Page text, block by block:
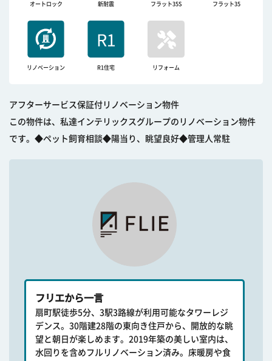
オートロック 新耐震 フラット35S フラット35
リノベーション R1住宅 リフォーム
アフターサービス保証付リノベーション物件
この物件は、私達インテリックスグループのリノベーション物件
です。◆ペット飼育相談◆陽当り、眺望良好◆管理人常駐
フリエから一言
扇町駅徒歩5分、3駅3路線が利用可能なタワーレジ
デンス。30階建28階の東向き住戸から、開放的な眺
望と朝日が楽しめます。2019年築の美しい室内は、
水回りを含めフルリノベーション済み。床暖房や食